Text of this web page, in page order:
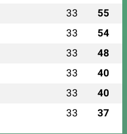
33 55
33 54
33 48
33 40
33 40
33 37